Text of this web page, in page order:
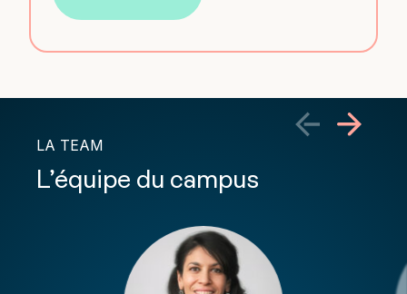
LA TEAM
L’équipe du campus